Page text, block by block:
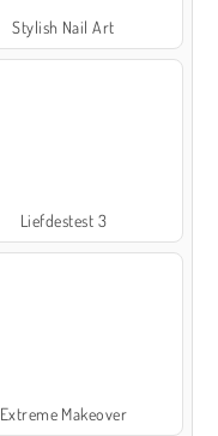
Stylish Nail Art
Liefdestest 3
Extreme Makeover